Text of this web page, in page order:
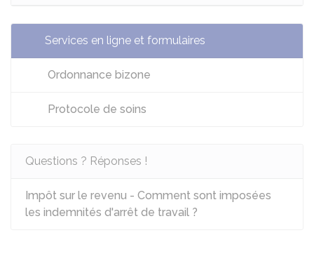
Services en ligne et formulaires
Ordonnance bizone
Protocole de soins
Questions ? Réponses !
Impôt sur le revenu - Comment sont imposées
les indemnités d'arrêt de travail ?